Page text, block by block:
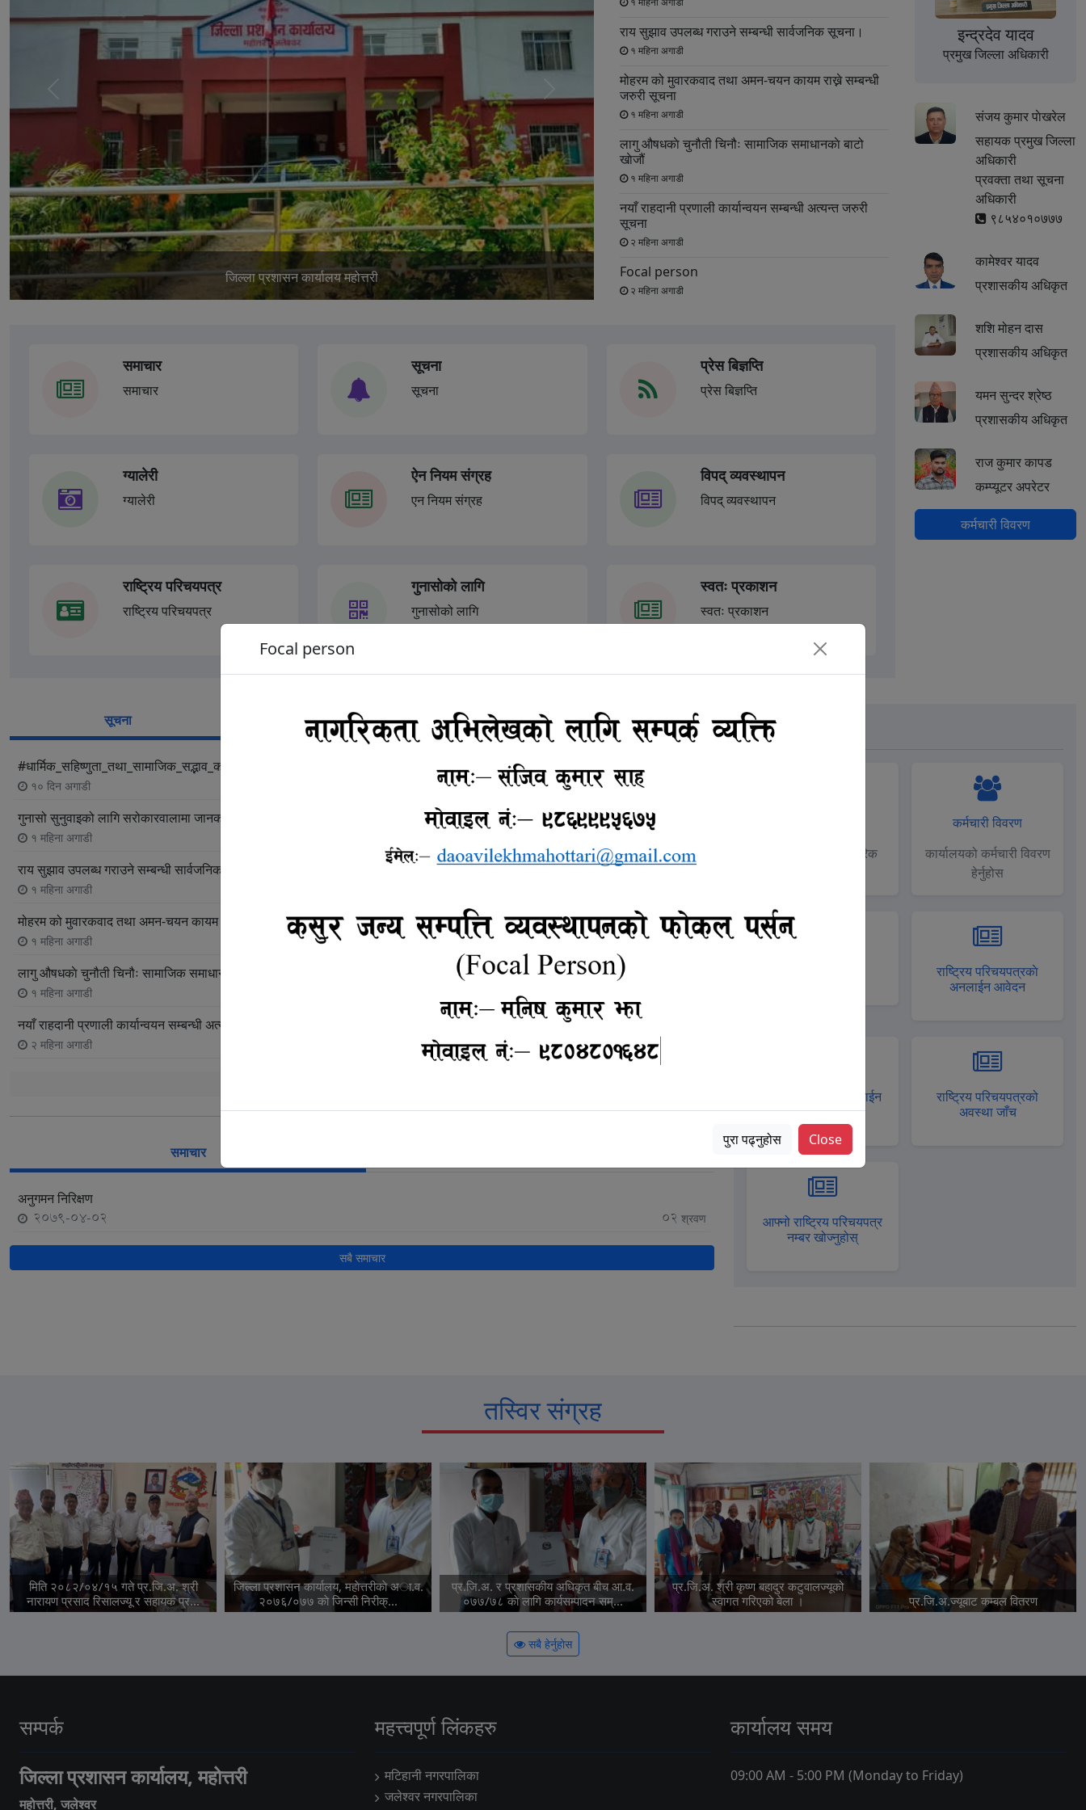
जलेश्वर महादेव मन्दिर
स्लाइड
अर्को
राय सुझाव उपलब्ध गराउने सम्बन्धी सार्वजनिक सूचना।
१ महिना अगाडी
मोहरम को मुवारकवाद तथा अमन-चयन कायम राख्ने सम्बन्धी
जरुरी सूचना
१ महिना अगाडी
लागु औषधकाे चुनौती चिनौः सामाजिक समाधानकाे बाटो
खाेजौं
१ महिना अगाडी
नयाँ राहदानी प्रणाली कार्यान्वयन सम्बन्धी अत्यन्त जरुरी
सूचना
२ महिना अगाडी
Focal person
२ महिना अगाडी
मूल्य पारदर्शिता सप्ताह (Price Transparency Week)
मनाउने सम्बन्धी सूचना ।
२ महिना अगाडी
सबै हेर्नुहोस
समाचार
समाचार
सूचना
सूचना
प्रेस बिज्ञप्ति
प्रेस बिज्ञप्ति
ग्यालेरी
ग्यालेरी
ऐन नियम संग्रह
एन नियम संग्रह
विपद् व्यवस्थापन
विपद् व्यवस्थापन
राष्ट्रिय परिचयपत्र
राष्ट्रिय परिचयपत्र
गुनासोको लागि
गुनासोको लागि
स्वतः प्रकाशन
स्वतः प्रकाशन
इन्द्रदेव यादव
प्रमुख जिल्ला अधिकारी
संजय कुमार पाेखरेल
सहायक प्रमुख जिल्ला
अधिकारी
प्रवक्ता तथा सूचना
अधिकारी
९८५४०१०७७७
कामेश्वर यादव
प्रशासकीय अधिकृत
शशि मोहन दास
प्रशासकीय अधिकृत
यमन सुन्दर श्रेष्ठ
प्रशासकीय अधिकृत
राज कुमार कापड
कम्प्यूटर अपरेटर
कर्मचारी विवरण
सूचना समाचार नमूना निवेदनहरु
#धार्मिक_सहिष्णुता_तथा_सामाजिक_सद्भाव_कायम_राख्ने_सम्बन्धी_सादर_अपिल
१० दिन अगाडी
गुनासो सुनुवाइको लागि सरोकारवालामा जानकारीको लागि
१ महिना अगाडी
राय सुझाव उपलब्ध गराउने सम्बन्धी सार्वजनिक सूचना।
१ महिना अगाडी
मोहरम को मुवारकवाद तथा अमन-चयन कायम राख्ने सम्बन्धी जरुरी सूचना
१ महिना अगाडी ०९ अषाढ
लागु औषधकाे चुनौती चिनौः सामाजिक समाधानकाे बाटो खाेजौं
१ महिना अगाडी
नयाँ राहदानी प्रणाली कार्यान्वयन सम्बन्धी अत्यन्त जरुरी सूचना
२ महिना अगाडी
समाचार
अनुगमन निरिक्षण
2079-04-02 02 श्रवण
सबै समाचार
उपयाेगी लिंकहरू
मन्त्रालयको अधिकारिक
कर्मचारी विवरण
कार्यालयको कर्मचारी विवरण
हेर्नुहोस
राष्ट्रिय परिचयपत्रकाे
अनलाईन आवेदन
राहदानीकाे लागि अनलाईन
आवेदन
राष्ट्रिय परिचयपत्रको
अवस्था जाँच
आफ्नो राष्ट्रिय परिचयपत्र
नम्बर खोज्नुहोस्
तस्विर संग्रह
मिति २०८२/०४/१५ गते प्र.जि.अ. श्री
नारायण प्रसाद रिसालज्यू र सहायक प्र...
जिल्ला प्रशासन कार्यालय, महाेत्तरीकाे अा.व.
२०७६/०७७ काे जिन्सी निरीक्...
प्र.जि.अ. र प्रशासकीय अधिकृत बीच आ.व.
०७७/७८ काे लागि कार्यसम्पादन सम्...
प्र.जि.अ. श्री कृष्ण बहादुर कटुवालज्यूको
स्वागत गरिएको बेला ।
प्र.जि.अ.ज्यूबाट कम्बल वितरण
सबै हेर्नुहोस
सम्पर्क
जिल्ला प्रशासन कार्यालय, महोत्तरी
महोत्तरी, जलेश्वर
महत्त्वपूर्ण लिंकहरु
मटिहानी नगरपालिका
जलेश्वर नगरपालिका
कार्यालय समय
09:00 AM - 5:00 PM (Monday to Friday)
Focal person
पुरा पढ्नुहोस Close